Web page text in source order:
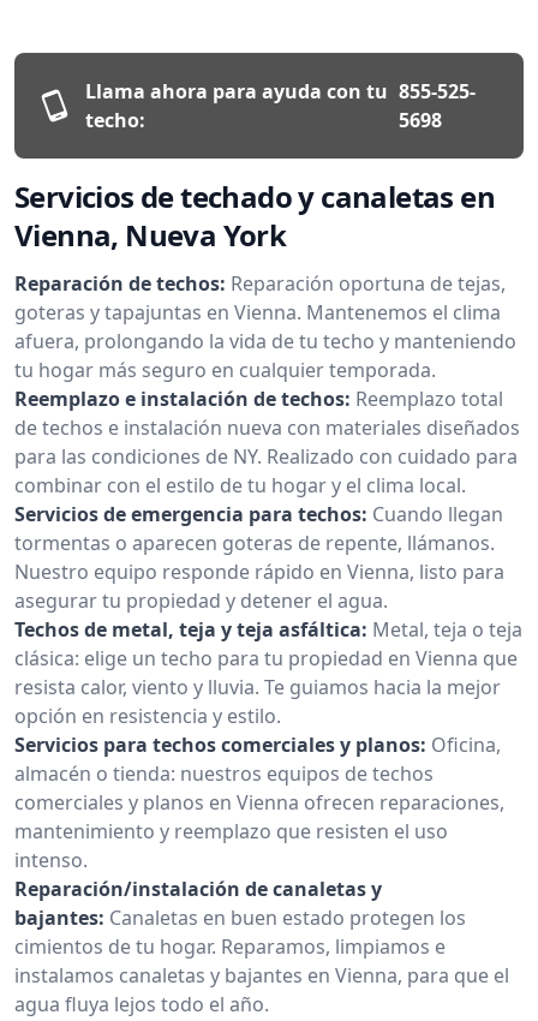
Llama ahora para ayuda con tu
techo:
855-525-
5698
Servicios de techado y canaletas en
Vienna, Nueva York
Reparación de techos: Reparación oportuna de tejas,
goteras y tapajuntas en Vienna. Mantenemos el clima
afuera, prolongando la vida de tu techo y manteniendo
tu hogar más seguro en cualquier temporada.
Reemplazo e instalación de techos: Reemplazo total
de techos e instalación nueva con materiales diseñados
para las condiciones de NY. Realizado con cuidado para
combinar con el estilo de tu hogar y el clima local.
Servicios de emergencia para techos: Cuando llegan
tormentas o aparecen goteras de repente, llámanos.
Nuestro equipo responde rápido en Vienna, listo para
asegurar tu propiedad y detener el agua.
Techos de metal, teja y teja asfáltica: Metal, teja o teja
clásica: elige un techo para tu propiedad en Vienna que
resista calor, viento y lluvia. Te guiamos hacia la mejor
opción en resistencia y estilo.
Servicios para techos comerciales y planos: Oficina,
almacén o tienda: nuestros equipos de techos
comerciales y planos en Vienna ofrecen reparaciones,
mantenimiento y reemplazo que resisten el uso
intenso.
Reparación/instalación de canaletas y
bajantes: Canaletas en buen estado protegen los
cimientos de tu hogar. Reparamos, limpiamos e
instalamos canaletas y bajantes en Vienna, para que el
agua fluya lejos todo el año.